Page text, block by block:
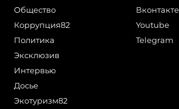
Общество
Коррупция82
Политика
Эксклюзив
Интервью
Досье
Экотуризм82
Вконтакте
Youtube
Telegram